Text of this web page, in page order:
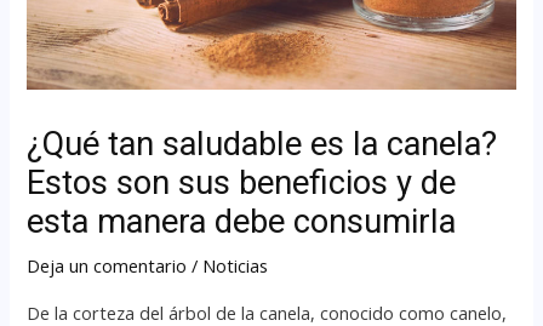
¿Qué tan saludable es la canela?
Estos son sus beneficios y de
esta manera debe consumirla
Deja un comentario / Noticias
De la corteza del árbol de la canela, conocido como canelo,